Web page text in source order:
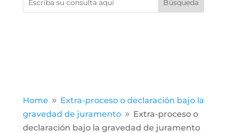
Home 9 Extra-proceso o declaración bajo la
gravedad de juramento 9 Extra-proceso o
declaración bajo la gravedad de juramento